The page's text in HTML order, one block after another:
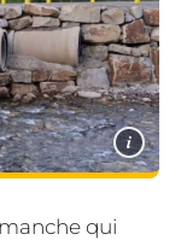
i
qui